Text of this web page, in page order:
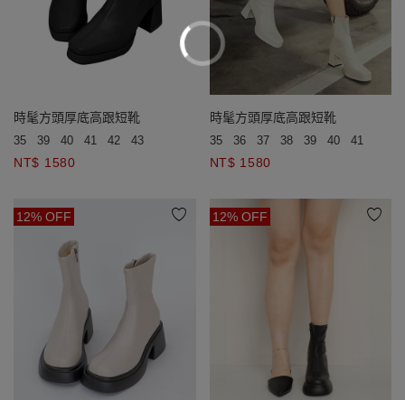
時髦方頭厚底高跟短靴
35 39 40 41 42 43
NT$ 1580
時髦方頭厚底高跟短靴
35 36 37 38 39 40 41
NT$ 1580
12% OFF 12% OFF